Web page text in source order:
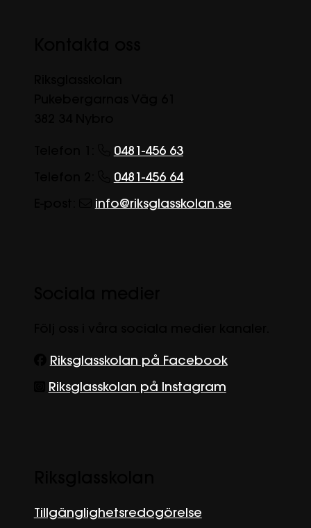
0481-456 63
0481-456 64
info@riksglasskolan.se
Riksglasskolan på Facebook
Riksglasskolan på Instagram
Tillgänglighetsredogörelse